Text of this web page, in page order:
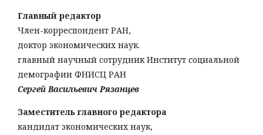
Главный редактор
Член-корреспондент РАН,
доктор экономических наук.
главный научный сотрудник Институт социальной
демографии ФНИСЦ РАН
Сергей Васильевич Рязанцев
Заместитель главного редактора
кандидат экономических наук,